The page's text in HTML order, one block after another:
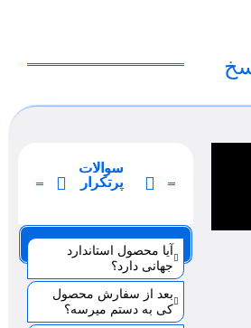
سوالات
پرتکرار
صفحه 1
آیا محصول استاندارد
جهانی دارد؟
بعد از سفارش محصول
کی به دستم میرسه؟